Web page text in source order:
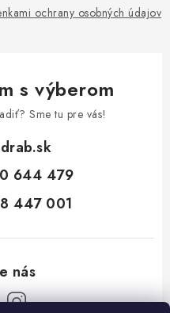
ochrany osobných údajov
s výberom
Sme tu pre vás!
drab.sk
644 479
447 001